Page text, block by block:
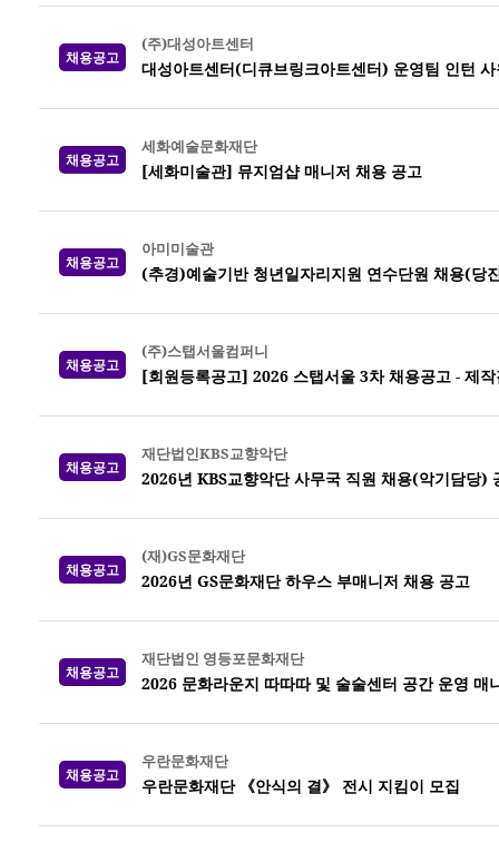
채용공고
(주)대성아트센터
대성아트센터(디큐브링크아트센터) 운영팀 인턴
채용공고
세화예술문화재단
[세화미술관] 뮤지엄샵 매니저 채용 공고
채용공고
아미미술관
(추경)예술기반 청년일자리지원 연수단원 채용(당
채용공고
(주)스탭서울컴퍼니
[회원등록공고] 2026 스탭서울 3차 채용공고 - 제
채용공고
재단법인KBS교향악단
2026년 KBS교향악단 사무국 직원 채용(악기담당)
채용공고
(재)GS문화재단
2026년 GS문화재단 하우스 부매니저 채용 공고
채용공고
재단법인 영등포문화재단
2026 문화라운지 따따따 및 술술센터 공간 운영 매
채용공고
우란문화재단
우란문화재단 《안식의 결》 전시 지킴이 모집